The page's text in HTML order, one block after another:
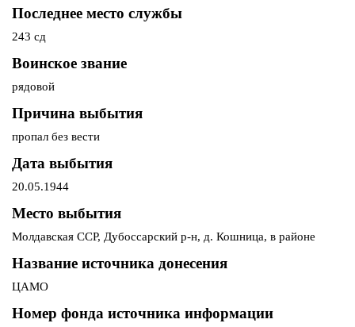
Последнее место службы
243 сд
Воинское звание
рядовой
Причина выбытия
пропал без вести
Дата выбытия
20.05.1944
Место выбытия
Молдавская ССР, Дубоссарский р-н, д. Кошница, в районе
Название источника донесения
ЦАМО
Номер фонда источника информации